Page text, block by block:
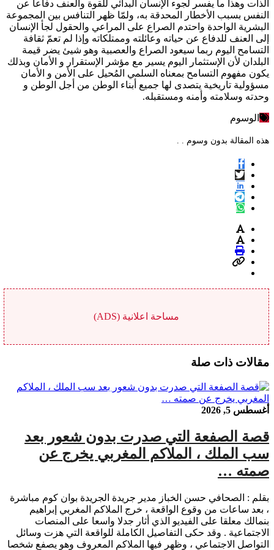
الذات وهذا ما يفسر لجوء الإنسان البدائي للقوة والعنف دفاعا عن
النفس بسبب الأخطار المحدقة به، ولمّا ظهر التنافس بين المجموعة
البشرية الواحدة واحتدم الصراع على المراعي والحقول لجأ الإنسان
إلى العنف للدفاع عن حياته وعائلته وممتلكاته وإذا لم تعمّ ثقافة
التسامح اليوم ربما سيعود الصراع والعصبية وهو شيئ يضر قيمة
البلدان لأن الإستثمار اليوم يسير مع مؤشر الإستقرار و الأمان وبذلك
يكون مفهوم التسامح بمعناه السلمي المُحيل على الأمن و الأمان
مسؤولية تاريخية يتصدى لها جميع أبناء الوطن من أجل الوطن و
وحدته وسلامته وأمنه ومستقبله.
الوسوم
هذه المقالة بدون وسوم . .
مساحة اعلانية (ADS)
مقالات ذات صلة
أغسطس 5, 2026
قصة الصفعة التي صدرت بدون شعور بعد
سب الملك ، الملاكم المغربي يخرج عن
صمته …
بقلم : الصحافي حسن الخباز مدير جريدة الجريدة بوان كوم مباشرة
، بعد ساعات من وقوع الواقعة ، خرج الملاكم المغربي إبراهيم
بنمالك معلقا على الفيديو الذي أثار جدلا واسعا على المنصات
الاجتماعية . وقد حكى التفاصيل الكاملة للواقعة التي هزت وسائل
التواصل الاجتماعي ، وظهر فيها الملاكم المعروف وهو يصفع شخصا